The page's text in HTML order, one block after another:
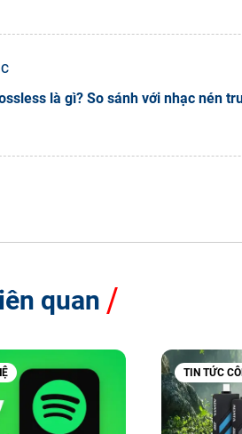
là gì? So sánh với nhạc nén
quan
TIN TỨC